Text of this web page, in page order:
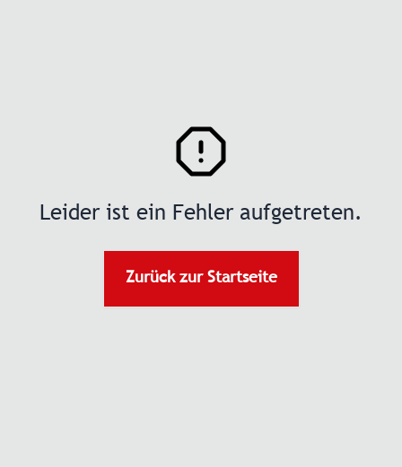
Leider ist ein Fehler aufgetreten.
Zurück zur Startseite